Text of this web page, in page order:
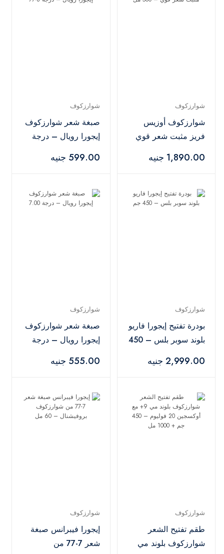
شوارزكوف
شوارزكوف أوزيس
فريز مثبت شعر قوي
1,890.00 جنيه
شوارزكوف
صبغة شعر شوارزكوف
إيجورا رويال – درجة
599.00 جنيه
شوارزكوف
بودرة تفتيح إيجورا فاريو
بلوند سوبر بلس – 450
2,999.00 جنيه
شوارزكوف
صبغة شعر شوارزكوف
إيجورا رويال – درجة
555.00 جنيه
شوارزكوف
طقم تفتيح الشعر
شوارزكوف بلوند مي
شوارزكوف
إيجورا فيبرانس صبغة
شعر 7-77 من